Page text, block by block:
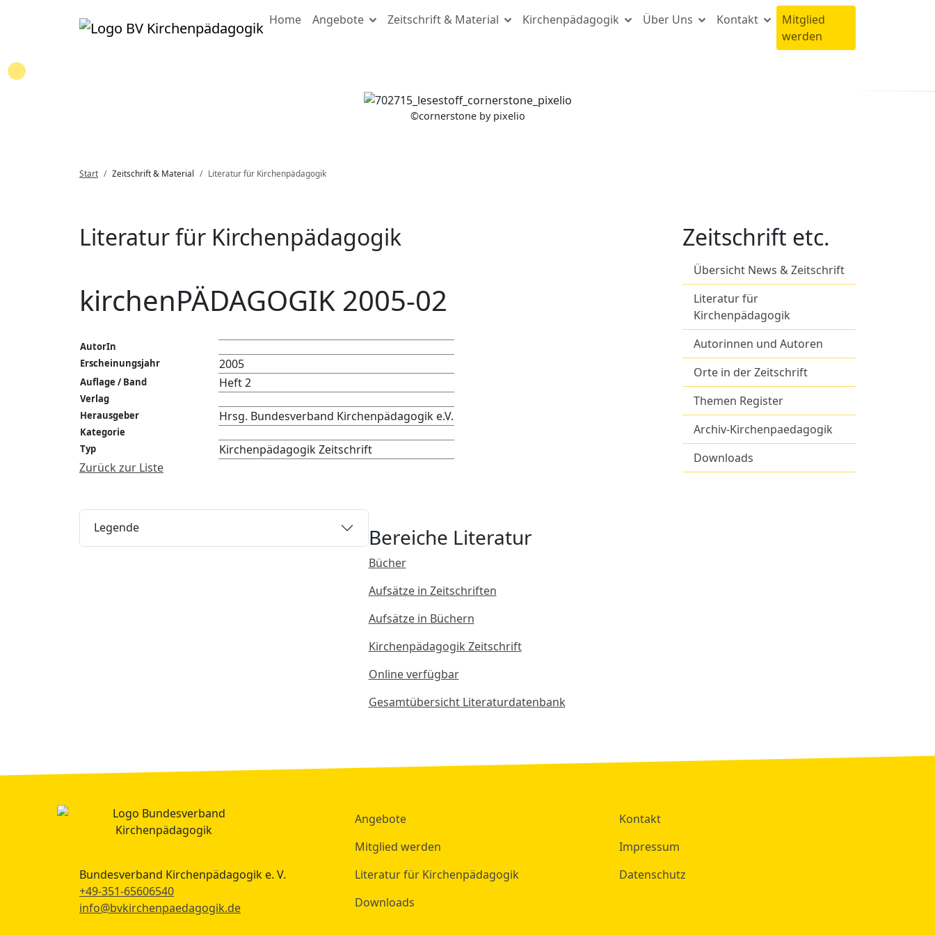
Loading...
Home Angebote Zeitschrift & Material Kirchenpädagogik Über Uns Kontakt
Mitglied
werden
©cornerstone by pixelio
Start Zeitschrift & Material Literatur für Kirchenpädagogik
Zeitschrift etc.
Übersicht News & Zeitschrift
Literatur für
Kirchenpädagogik
Autorinnen und Autoren
Orte in der Zeitschrift
Themen Register
Archiv-Kirchenpaedagogik
Downloads
Literatur für Kirchenpädagogik
kirchenPÄDAGOGIK 2005-02
AutorIn
Erscheinungsjahr
2005
Auflage / Band Heft 2
Verlag
Herausgeber
Hrsg. Bundesverband Kirchenpädagogik e.V.
Kategorie
Typ
Kirchenpädagogik Zeitschrift
Zurück zur Liste
Legende Bereiche Literatur
Bücher
Aufsätze in Zeitschriften
Aufsätze in Büchern
Kirchenpädagogik Zeitschrift
Online verfügbar
Gesamtübersicht Literaturdatenbank
Bundesverband Kirchenpädagogik e. V.
+49-351-65606540
info@bvkirchenpaedagogik.de
Angebote
Mitglied werden
Literatur für Kirchenpädagogik
Downloads
Kontakt
Impressum
Datenschutz